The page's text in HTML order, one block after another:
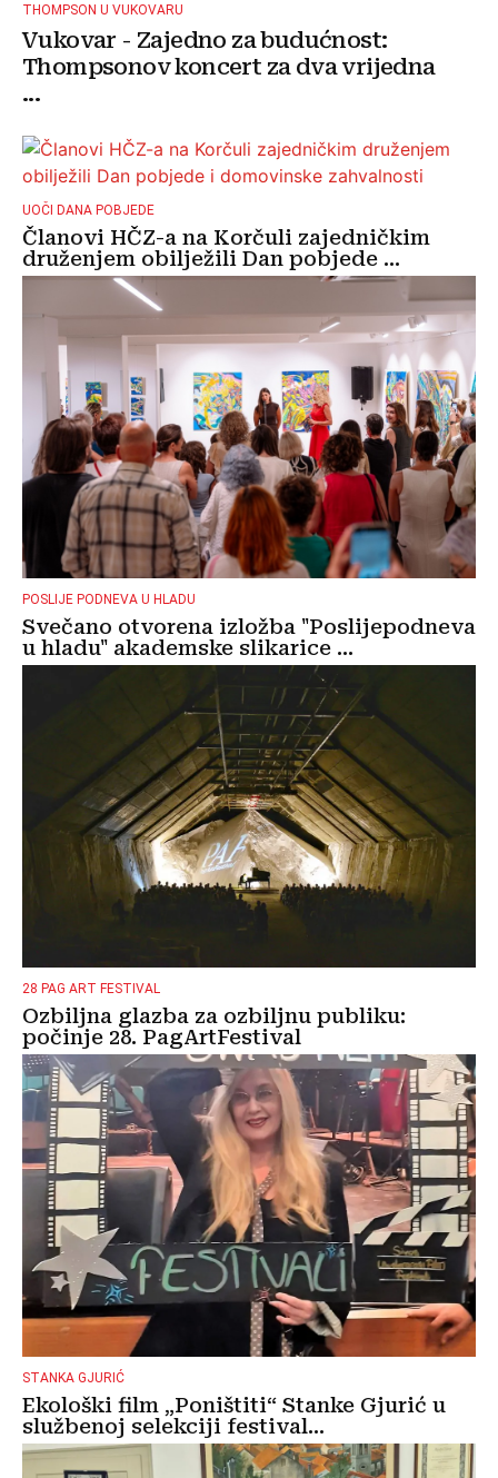
THOMPSON U VUKOVARU
Vukovar - Zajedno za budućnost:
Thompsonov koncert za dva vrijedna
...
UOČI DANA POBJEDE
Članovi HČZ-a na Korčuli zajedničkim
druženjem obilježili Dan pobjede ...
POSLIJE PODNEVA U HLADU
Svečano otvorena izložba "Poslijepodneva
u hladu" akademske slikarice ...
28 PAG ART FESTIVAL
Ozbiljna glazba za ozbiljnu publiku:
počinje 28. PagArtFestival
STANKA GJURIĆ
Ekološki film „Poništiti“ Stanke Gjurić u
službenoj selekciji festival...